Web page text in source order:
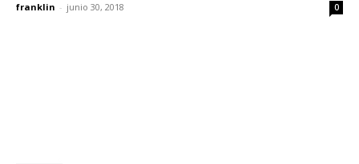
franklin - junio 30, 2018 0